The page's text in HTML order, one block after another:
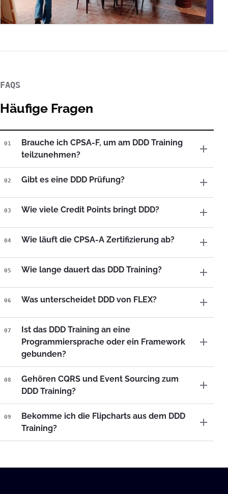
FAQS
Häufige Fragen
01
Brauche ich CPSA-F, um am DDD Training
teilzunehmen?
02 Gibt es eine DDD Prüfung?
03 Wie viele Credit Points bringt DDD?
04 Wie läuft die CPSA-A Zertifizierung ab?
05 Wie lange dauert das DDD Training?
06 Was unterscheidet DDD von FLEX?
07
Ist das DDD Training an eine
Programmiersprache oder ein Framework
gebunden?
08
Gehören CQRS und Event Sourcing zum
DDD Training?
09
Bekomme ich die Flipcharts aus dem DDD
Training?